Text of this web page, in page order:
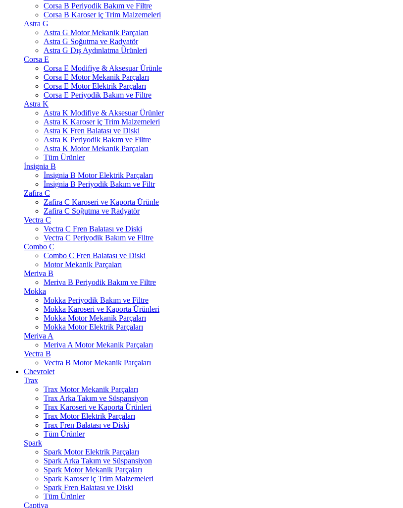
Corsa B Periyodik Bakım ve Filtre
Corsa B Karoser iç Trim Malzemeleri
Astra G
Astra G Motor Mekanik Parçaları
Astra G Soğutma ve Radyatör
Astra G Dış Aydınlatma Ürünleri
Corsa E
Corsa E Modifiye & Aksesuar Ürünle
Corsa E Motor Mekanik Parçaları
Corsa E Motor Elektrik Parçaları
Corsa E Periyodik Bakım ve Filtre
Astra K
Astra K Modifiye & Aksesuar Ürünler
Astra K Karoser iç Trim Malzemeleri
Astra K Fren Balatası ve Diski
Astra K Periyodik Bakım ve Filtre
Astra K Motor Mekanik Parçaları
Tüm Ürünler
İnsignia B
İnsignia B Motor Elektrik Parçaları
İnsignia B Periyodik Bakım ve Filtr
Zafira C
Zafira C Karoseri ve Kaporta Ürünle
Zafira C Soğutma ve Radyatör
Vectra C
Vectra C Fren Balatası ve Diski
Vectra C Periyodik Bakım ve Filtre
Combo C
Combo C Fren Balatası ve Diski
Motor Mekanik Parçaları
Meriva B
Meriva B Periyodik Bakım ve Filtre
Mokka
Mokka Periyodik Bakım ve Filtre
Mokka Karoseri ve Kaporta Ürünleri
Mokka Motor Mekanik Parçaları
Mokka Motor Elektrik Parçaları
Meriva A
Meriva A Motor Mekanik Parçaları
Vectra B
Vectra B Motor Mekanik Parçaları
Chevrolet
Trax
Trax Motor Mekanik Parçaları
Trax Arka Takım ve Süspansiyon
Trax Karoseri ve Kaporta Ürünleri
Trax Motor Elektrik Parçaları
Trax Fren Balatası ve Diski
Tüm Ürünler
Spark
Spark Motor Elektrik Parçaları
Spark Arka Takım ve Süspansiyon
Spark Motor Mekanik Parçaları
Spark Karoser iç Trim Malzemeleri
Spark Fren Balatası ve Diski
Tüm Ürünler
Captiva